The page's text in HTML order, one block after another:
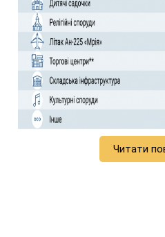
Читати